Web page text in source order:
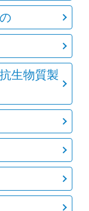
生物質製